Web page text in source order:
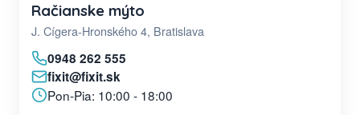
Račianske mýto
J. Cígera-Hronského 4, Bratislava
0948 262 555
fixit@fixit.sk
Pon-Pia: 10:00 - 18:00